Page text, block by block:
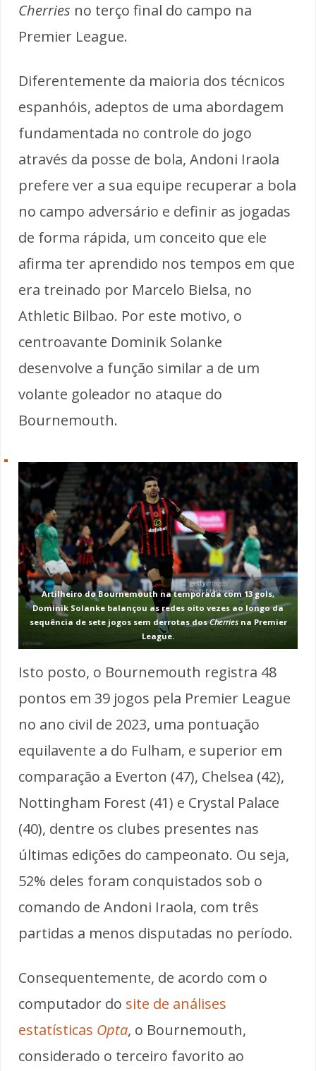
Cherries no terço final do campo na
Premier League.
Diferentemente da maioria dos técnicos
espanhóis, adeptos de uma abordagem
fundamentada no controle do jogo
através da posse de bola, Andoni Iraola
prefere ver a sua equipe recuperar a bola
no campo adversário e definir as jogadas
de forma rápida, um conceito que ele
afirma ter aprendido nos tempos em que
era treinado por Marcelo Bielsa, no
Athletic Bilbao. Por este motivo, o
centroavante Dominik Solanke
desenvolve a função similar a de um
volante goleador no ataque do
Bournemouth.
Artilheiro do Bournemouth na temporada com 13 gols,
Dominik Solanke balançou as redes oito vezes ao longo da
sequência de sete jogos sem derrotas dosCherriesna Premier
League.
Isto posto, o Bournemouth registra 48
pontos em 39 jogos pela Premier League
no ano civil de 2023, uma pontuação
equilavente a do Fulham, e superior em
comparação a Everton (47), Chelsea (42),
Nottingham Forest (41) e Crystal Palace
(40), dentre os clubes presentes nas
últimas edições do campeonato. Ou seja,
52% deles foram conquistados sob o
comando de Andoni Iraola, com três
partidas a menos disputadas no período.
Consequentemente, de acordo com o
computador do site de análises
estatísticas Opta, o Bournemouth,
considerado o terceiro favorito ao